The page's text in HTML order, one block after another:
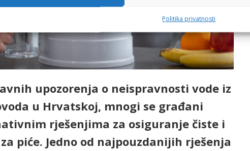
Politika privatnosti
upozorenja o neispravnosti vode iz
u Hrvatskoj, mnogi se građani
rješenjima za osiguranje čiste i
piće. Jedno od najpouzdanijih rješenja